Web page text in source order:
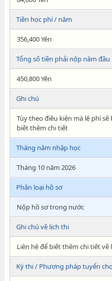
Tiền học phí / năm
356,400 Yên
Tổng số tiền phải nộp năm đầu
450,800 Yên
Ghi chú
Tùy theo điều kiện mà lệ phí
biết thêm chi tiết
Tháng năm nhập học
Tháng 10 năm 2026
Phân loại hồ sơ
Nộp hồ sơ trong nước
Ghi chú về lịch thi
Liên hệ để biết thêm chi tiết về
Kỳ thi / Phương pháp tuyển